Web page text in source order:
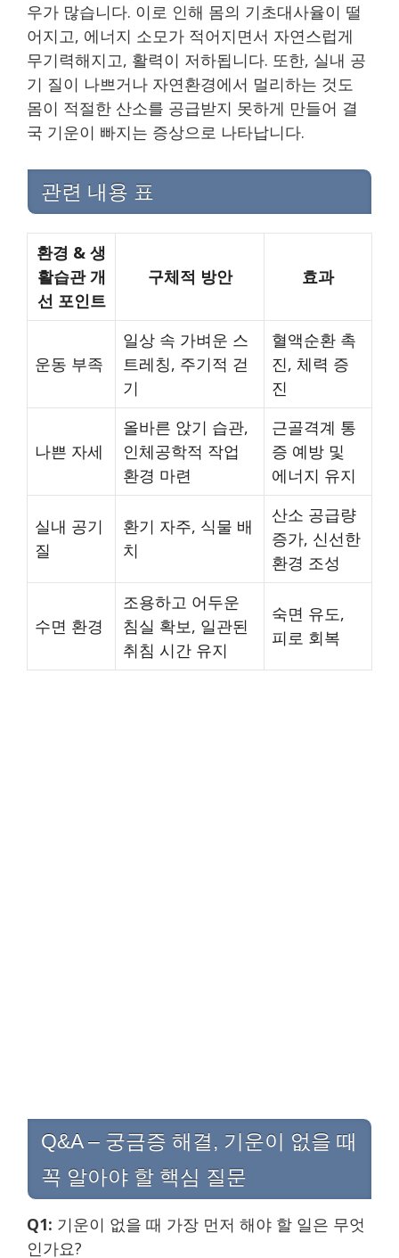
우가 많습니다. 이로 인해 몸의 기초대사율이 떨
어지고, 에너지 소모가 적어지면서 자연스럽게
무기력해지고, 활력이 저하됩니다. 또한, 실내 공
기 질이 나쁘거나 자연환경에서 멀리하는 것도
몸이 적절한 산소를 공급받지 못하게 만들어 결
국 기운이 빠지는 증상으로 나타납니다.
관련 내용 표
환경 & 생
활습관 개
선 포인트
구체적 방안 효과
운동 부족
일상 속 가벼운 스
트레칭, 주기적 걷
기
혈액순환 촉
진, 체력 증
진
나쁜 자세
올바른 앉기 습관,
인체공학적 작업
환경 마련
근골격계 통
증 예방 및
에너지 유지
실내 공기
질
환기 자주, 식물 배
치
산소 공급량
증가, 신선한
환경 조성
수면 환경
조용하고 어두운
침실 확보, 일관된
취침 시간 유지
숙면 유도,
피로 회복
Q&A – 궁금증 해결, 기운이 없을 때
꼭 알아야 할 핵심 질문
Q1: 기운이 없을 때 가장 먼저 해야 할 일은 무엇
인가요?